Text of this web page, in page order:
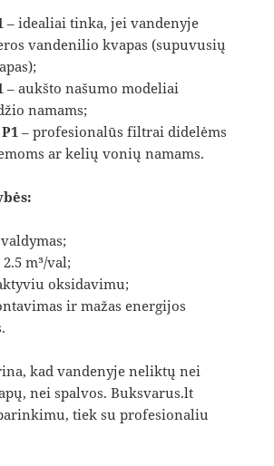
– idealiai tinka, jei vandenyje
vandenilio kvapas (supuvusių
– aukšto našumo modeliai
namams;
– profesionalūs filtrai didelėms
ar kelių vonių namams.
m³/val;
oksidavimu;
ir mažas energijos
kad vandenyje neliktų nei
nei spalvos. Buksvarus.lt
tiek su profesionaliu